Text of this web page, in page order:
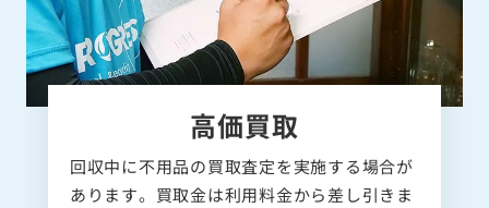
高価買取
回収中に不用品の買取査定を実施する場合が
あります。買取金は利用料金から差し引きま